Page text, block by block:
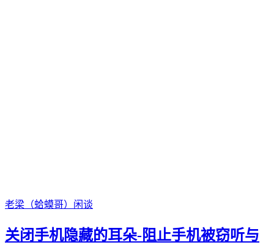
老梁（蛤蟆哥） 闲谈
关闭手机隐藏的耳朵-阻止手机被窃听与